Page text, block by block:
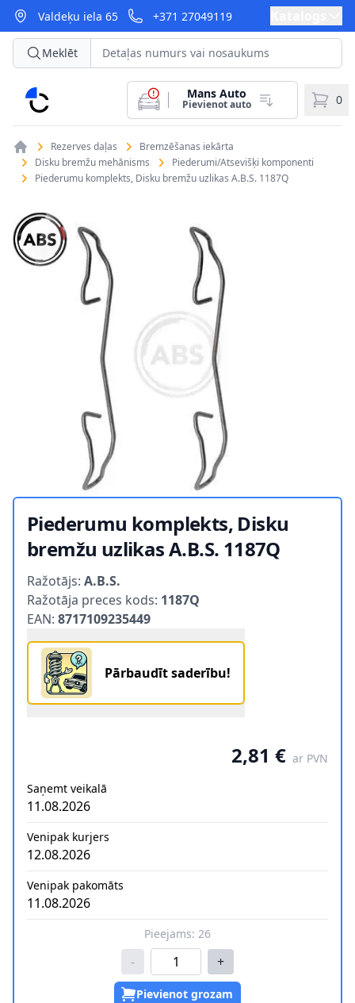
Valdeķu iela 65 +371 27049119
CarParts
Meklēt
Mans Auto
Pievienot auto 0
Rezerves daļas
Bremzēšanas iekārta
Disku bremžu mehānisms
Piederumi/Atsevišķi komponenti
Piederumu komplekts, Disku bremžu uzlikas A.B.S. 1187Q
Piederumu komplekts, Disku
bremžu uzlikas A.B.S. 1187Q
Ražotājs: A.B.S.
Ražotāja preces kods: 1187Q
EAN: 8717109235449
Pārbaudīt saderību!
2,81 € ar PVN
Saņemt veikalā
11.08.2026
Venipak kurjers
12.08.2026
Venipak pakomāts
11.08.2026
Pieejams: 26
- +
Pievienot grozam